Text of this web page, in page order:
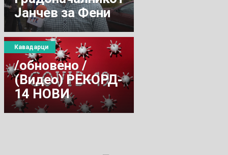
Јанчев за Фени
/обновено /
(Видео) РЕКОРД-
14 НОВИ
ПОЗИТИВНИ НА
Кавадарци